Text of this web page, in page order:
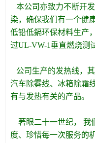
本公司亦致力不断开
染，确保我们有一个健
低铅低鎘环保材料生产
过UL-VW-1垂直燃烧测
公司生产的发热线，
汽车除雾线、冰箱除霜
有与发热有关的产品。
著眼二十一世纪， 我
度、珍惜每一次服务的